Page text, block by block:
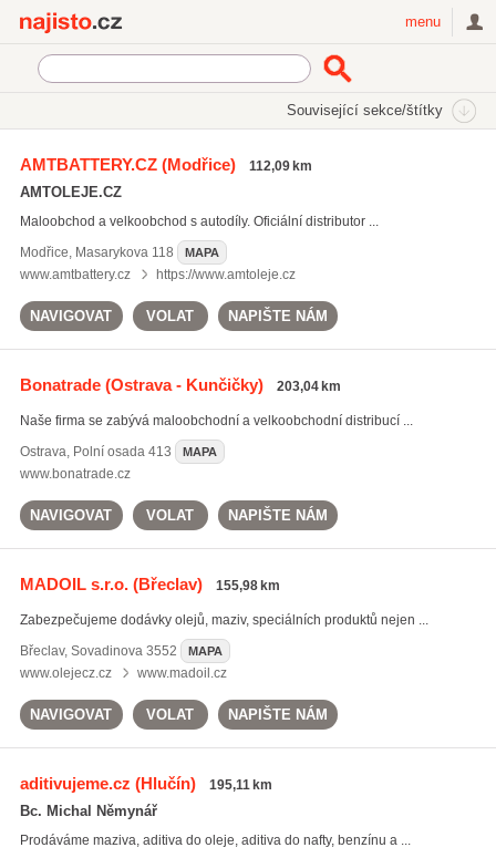
menu
Související sekce/štítky
Auto-moto
Oleje a maziva
AMTBATTERY.CZ(Modřice) 112,09 km
AMTOLEJE.CZ
Maloobchod a velkoobchod s autodíly. Oficiální distributor ...
Modřice, Masarykova 118 MAPA
www.amtbattery.cz https://www.amtoleje.cz
NAVIGOVAT VOLAT NAPIŠTE NÁM
Bonatrade(Ostrava - Kunčičky) 203,04 km
Naše firma se zabývá maloobchodní a velkoobchodní distribucí ...
Ostrava, Polní osada 413 MAPA
www.bonatrade.cz
NAVIGOVAT VOLAT NAPIŠTE NÁM
MADOIL s.r.o.(Břeclav) 155,98 km
Zabezpečujeme dodávky olejů, maziv, speciálních produktů nejen ...
Břeclav, Sovadinova 3552 MAPA
www.olejecz.cz www.madoil.cz
NAVIGOVAT VOLAT NAPIŠTE NÁM
aditivujeme.cz (Hlučín) 195,11 km
Bc. Michal Němynář
Prodáváme maziva, aditiva do oleje, aditiva do nafty, benzínu a ...